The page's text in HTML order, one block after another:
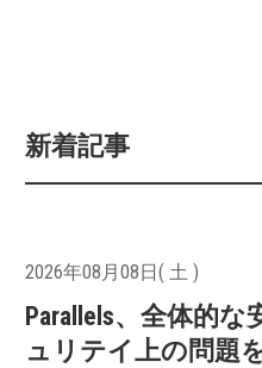
新着記事
2026年08月08日( 土 )
Parallels、全体的な
ュリテイ上の問題